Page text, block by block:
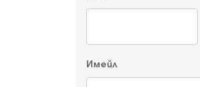
Имейл